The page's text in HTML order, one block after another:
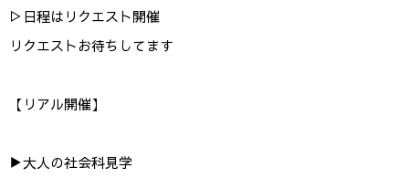
▷日程はリクエスト開催
リクエストお待ちしてます
【リアル開催】
▶︎大人の社会科見学